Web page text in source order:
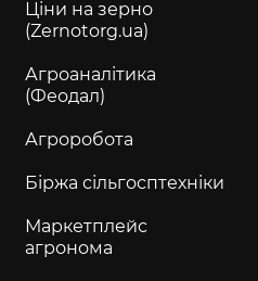
Ціни на зерно
(Zernotorg.ua)
Агроаналітика
(Феодал)
Агроробота
Біржа сільгосптехніки
Маркетплейс
агронома